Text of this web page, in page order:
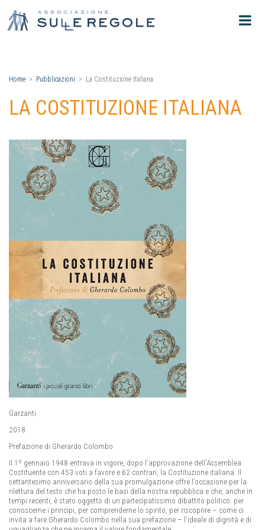
Home Pubblicazioni La Costituzione Italiana
LA COSTITUZIONE ITALIANA
Garzanti
2018
Prefazione di Gherardo Colombo
Il 1º gennaio 1948 entrava in vigore, dopo l’approvazione dell’Assemblea
Costituente con 453 voti a favore e 62 contrari, la Costituzione italiana. Il
settantesimo anniversario della sua promulgazione offre l’occasione per la
rilettura del testo che ha posto le basi della nostra repubblica e che, anche in
tempi recenti, è stato oggetto di un partecipatissimo dibattito politico: per
conoscerne i principi, per comprenderne lo spirito, per riscoprire – come ci
invita a fare Gherardo Colombo nella sua prefazione – l’ideale di dignità e di